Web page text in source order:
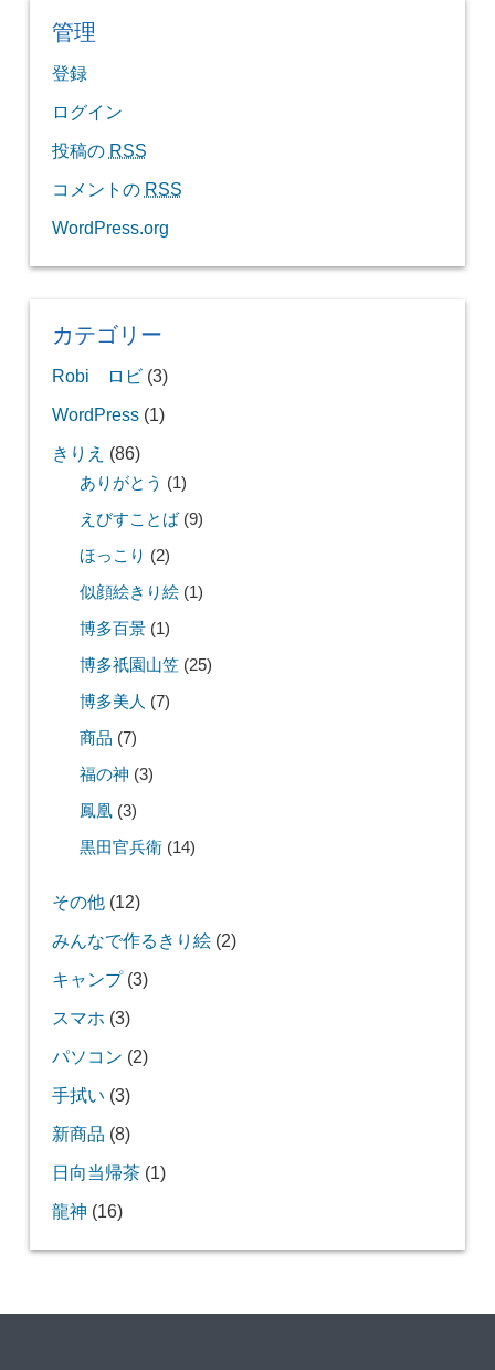
管理
登録
ログイン
投稿の RSS
コメントの RSS
WordPress.org
カテゴリー
Robi ロビ(3)
WordPress(1)
きりえ (86)
ありがとう (1)
えびすことば(9)
ほっこり (2)
似顔絵きり絵(1)
博多百景(1)
博多祇園山笠(25)
博多美人 (7)
商品 (7)
福の神 (3)
鳳凰(3)
黒田官兵衛(14)
その他(12)
みんなで作るきり絵(2)
キャンプ(3)
スマホ (3)
パソコン (2)
手拭い (3)
新商品 (8)
日向当帰茶(1)
龍神 (16)